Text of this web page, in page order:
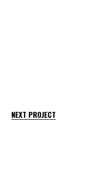
NEXT PROJECT